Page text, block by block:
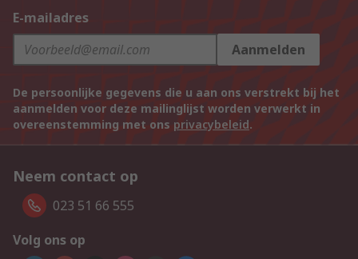
E-mailadres
Aanmelden
De persoonlijke gegevens die u aan ons verstrekt bij het
aanmelden voor deze mailinglijst worden verwerkt in
overeenstemming met ons privacybeleid.
Neem contact op
023 51 66 555
Volg ons op